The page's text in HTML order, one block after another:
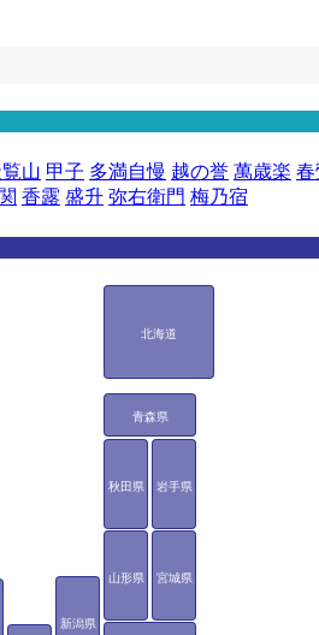
山 甲子 多満自慢 越の誉 萬歳楽 春
香露 盛升 弥右衛門 梅乃宿
北海道
青森県
岩手県
宮城県
秋田県
山形県
新潟県